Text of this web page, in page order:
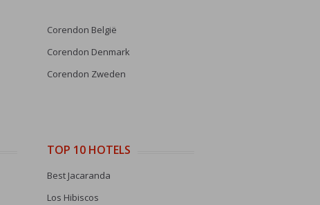
Corendon België
Corendon Denmark
Corendon Zweden
TOP 10 HOTELS
Best Jacaranda
Los Hibiscos